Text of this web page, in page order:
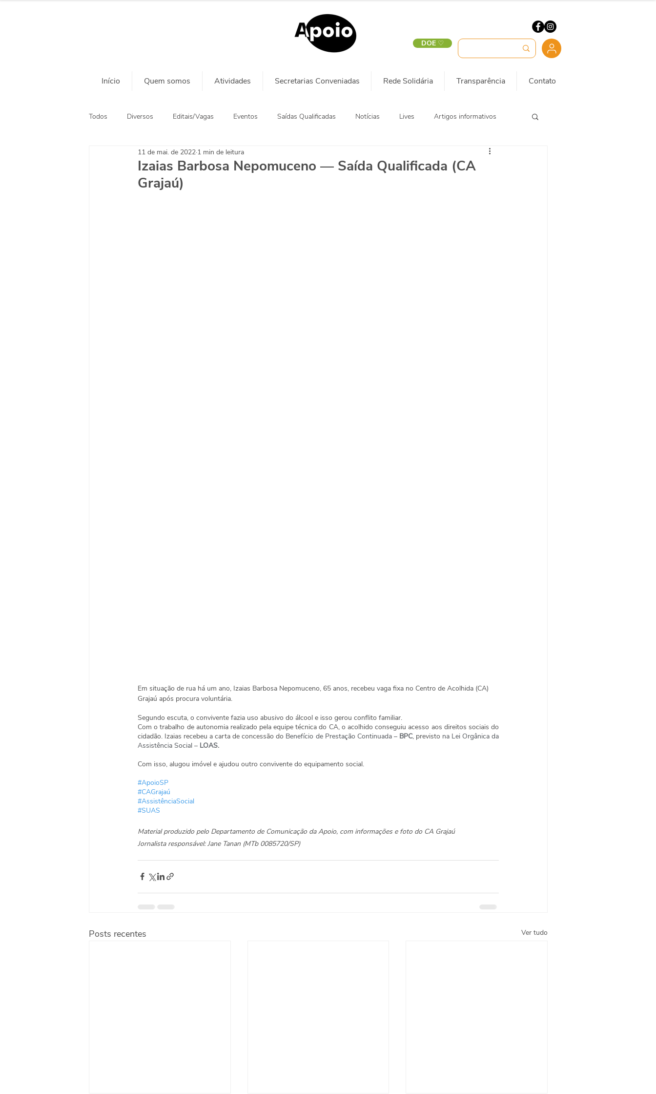
DOE ♡
Início Quem somos Atividades Secretarias Conveniadas Rede Solidária Transparência Contato
Todos Diversos Editais/Vagas Eventos Saídas Qualificadas Notícias Lives Artigos informativos
Ação Social Habitação
Izaias Barbosa Nepomuceno — Saída Qualificada (CA
Grajaú)
11 de mai. de 2022 1 min de leitura
Em situação de rua há um ano, Izaias Barbosa Nepomuceno, 65 anos, recebeu vaga fixa no Centro de Acolhida (CA)
Grajaú após procura voluntária.
Segundo escuta, o convivente fazia uso abusivo do álcool e isso gerou conflito familiar.
Com o trabalho de autonomia realizado pela equipe técnica do CA, o acolhido conseguiu acesso aos direitos sociais do
cidadão. Izaias recebeu a carta de concessão do Benefício de Prestação Continuada – BPC, previsto na Lei Orgânica da
Assistência Social – LOAS.
Com isso, alugou imóvel e ajudou outro convivente do equipamento social.
#ApoioSP
#CAGrajaú
#AssistênciaSocial
#SUAS
Material produzido pelo Departamento de Comunicação da Apoio, com informações e foto do CA Grajaú
Jornalista responsável: Jane Tanan (MTb 0085720/SP)
Posts recentes Ver tudo